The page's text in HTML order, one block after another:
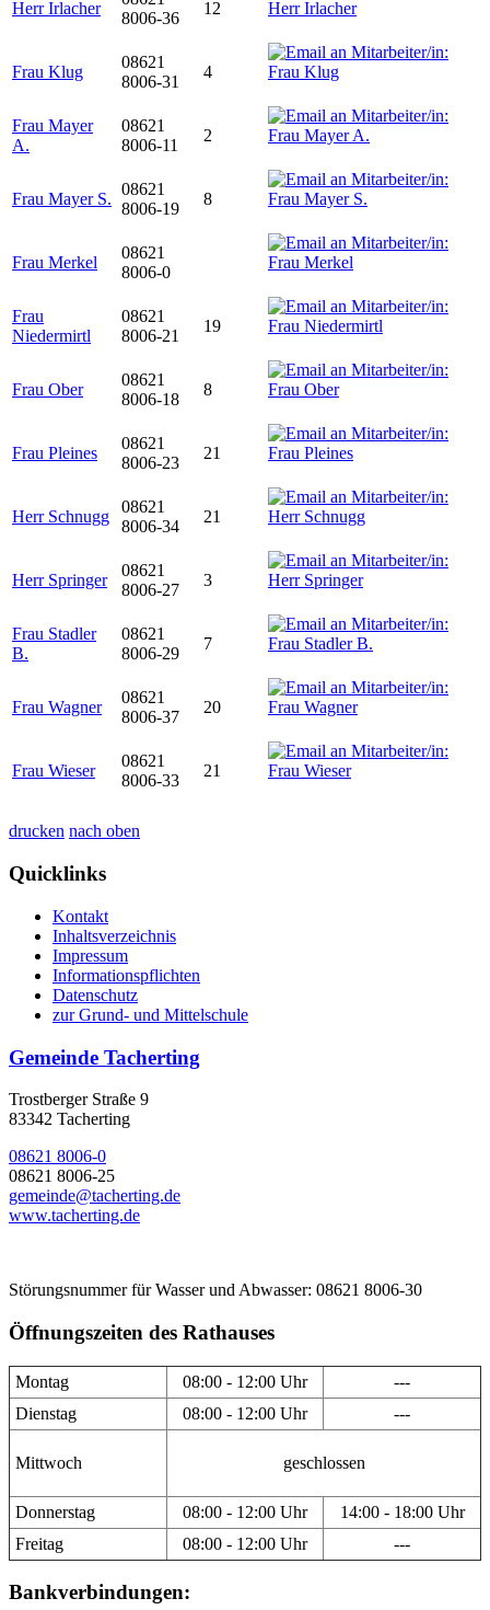
Herr Irlacher
8006-36
12
Frau Klug
08621
8006-31
4
Frau Mayer
A.
08621
8006-11
2
Frau Mayer S.
08621
8006-19
8
Frau Merkel
08621
8006-0
Frau
Niedermirtl
08621
8006-21
19
Frau Ober
08621
8006-18
8
Frau Pleines
08621
8006-23
21
Herr Schnugg
08621
8006-34
21
Herr Springer
08621
8006-27
3
Frau Stadler
B.
08621
8006-29
7
Frau Wagner
08621
8006-37
20
Frau Wieser
08621
8006-33
21
drucken nach oben
Quicklinks
Kontakt
Inhaltsverzeichnis
Impressum
Informationspflichten
Datenschutz
zur Grund- und Mittelschule
Gemeinde Tacherting
Trostberger Straße 9
83342 Tacherting
08621 8006-0
08621 8006-25
gemeinde@tacherting.de
www.tacherting.de
Störungsnummer für Wasser und Abwasser: 08621 8006-30
Öffnungszeiten des Rathauses
Montag 08:00 - 12:00 Uhr
---
Dienstag
08:00 - 12:00 Uhr ---
Mittwoch geschlossen
Donnerstag 08:00 - 12:00 Uhr
14:00 - 18:00 Uhr
Freitag
08:00 - 12:00 Uhr ---
Bankverbindungen: